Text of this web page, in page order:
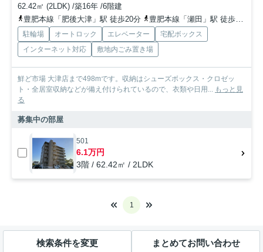
62.42㎡ (2LDK) /築16年 /6階建
豊肥本線「肥後大津」駅 徒歩20分
豊肥本線「瀬田」駅 徒歩50分車10分 4.0km
駐輪場 オートロック エレベーター
宅配ボックス
インターネット対応
敷地内ごみ置き場
鮮ど市場 大津店まで498mです。収納はシューズボックス・クロゼッ
ト・全居室収納などが備え付けられているので、衣類や日用...
もっと見
る
募集中の部屋
501
6.1万円
3階 / 62.42㎡ / 2LDK
1
検索条件を変更 まとめてお問い合わせ